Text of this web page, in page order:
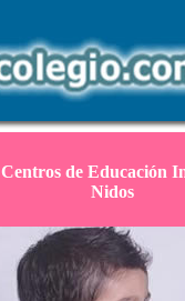
Centros de Educación
Nidos